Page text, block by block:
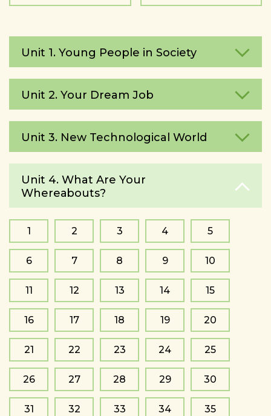
Unit 1. Young People in Society
Unit 2. Your Dream Job
Unit 3. New Technological World
Unit 4. What Are Your
Whereаbouts?
1 2 3 4 5
6 7 8 9 10
11 12 13 14 15
16 17 18 19 20
21 22 23 24 25
26 27 28 29 30
31 32 33 34 35